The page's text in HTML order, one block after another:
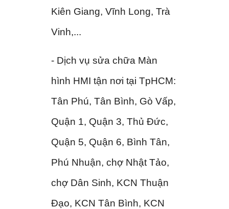
Kiên Giang, Vĩnh Long, Trà
Vinh,...
- Dịch vụ sửa chữa Màn
hình HMI tận nơi tại TpHCM:
Tân Phú, Tân Bình, Gò Vấp,
Quận 1, Quận 3, Thủ Đức,
Quận 5, Quận 6, Bình Tân,
Phú Nhuận, chợ Nhật Tảo,
chợ Dân Sinh, KCN Thuận
Đạo, KCN Tân Bình, KCN